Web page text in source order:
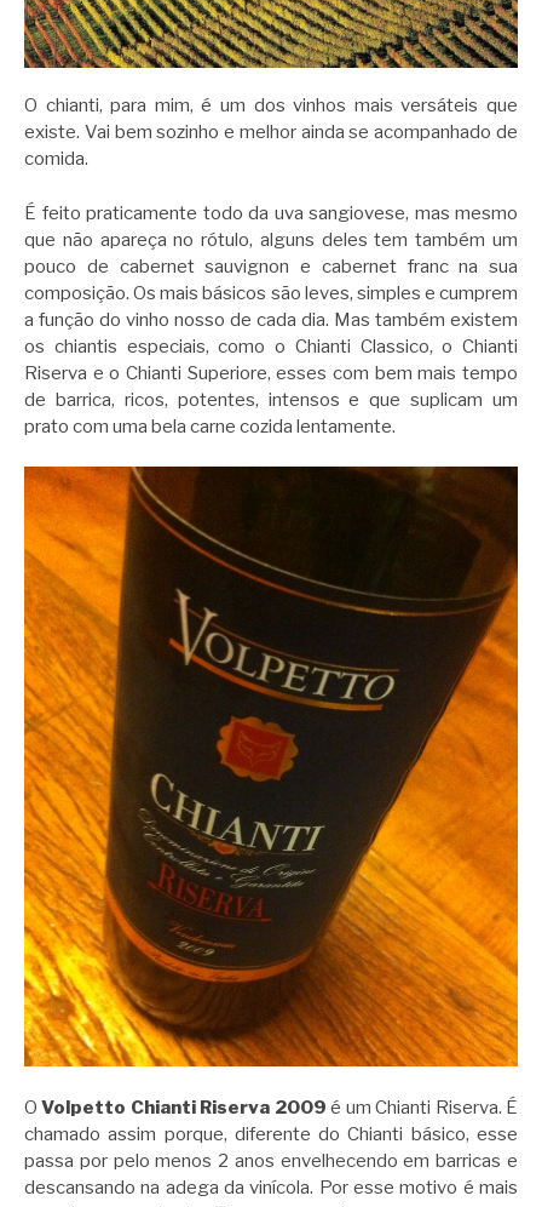
O chianti, para mim, é um dos vinhos mais versáteis que
existe. Vai bem sozinho e melhor ainda se acompanhado de
comida.
É feito praticamente todo da uva sangiovese, mas mesmo
que não apareça no rótulo, alguns deles tem também um
pouco de cabernet sauvignon e cabernet franc na sua
composição. Os mais básicos são leves, simples e cumprem
a função do vinho nosso de cada dia. Mas também existem
os chiantis especiais, como o Chianti Classico, o Chianti
Riserva e o Chianti Superiore, esses com bem mais tempo
de barrica, ricos, potentes, intensos e que suplicam um
prato com uma bela carne cozida lentamente.
OVolpetto Chianti Riserva 2009 é um Chianti Riserva. É
chamado assim porque, diferente do Chianti básico, esse
passa por pelo menos 2 anos envelhecendo em barricas e
descansando na adega da vinícola. Por esse motivo é mais